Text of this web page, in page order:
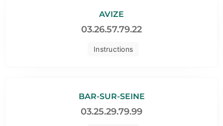
Instructions
AVIZE
03.26.57.79.22
BAR-SUR-SEINE
03.25.29.79.99